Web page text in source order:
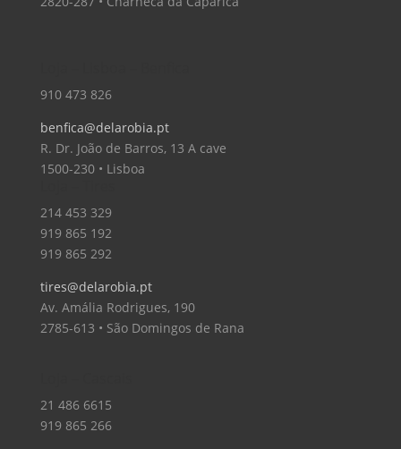
910 473 826
benfica@delarobia.pt
R. Dr. João de Barros, 13 A cave
1500-230 • Lisboa
214 453 329
919 865 192
919 865 292
tires@delarobia.pt
Av. Amália Rodrigues, 190
2785-613 • São Domingos de Rana
21 486 6615
919 865 266